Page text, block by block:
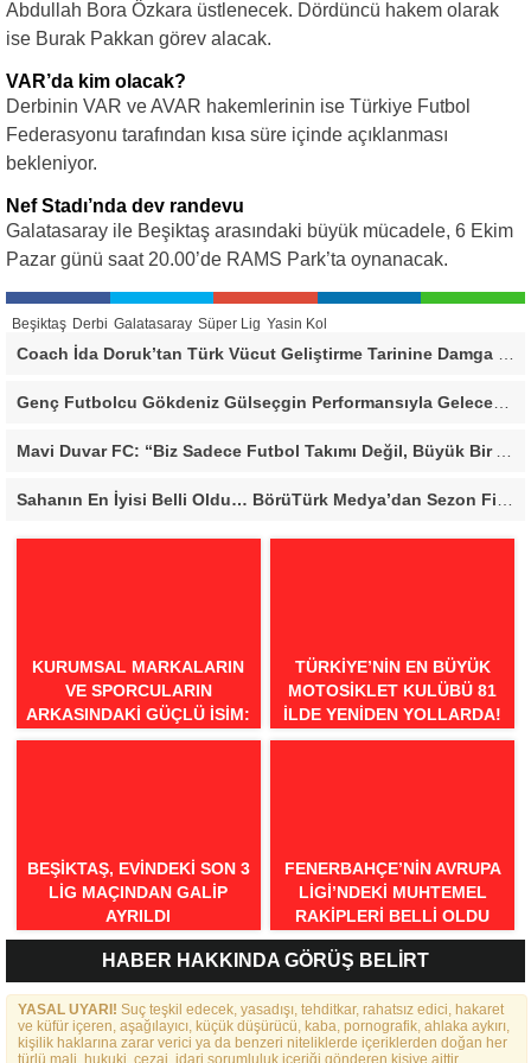
Abdullah Bora Özkara üstlenecek. Dördüncü hakem olarak
ise Burak Pakkan görev alacak.
VAR’da kim olacak?
Derbinin VAR ve AVAR hakemlerinin ise Türkiye Futbol
Federasyonu tarafından kısa süre içinde açıklanması
bekleniyor.
Nef Stadı’nda dev randevu
Galatasaray ile Beşiktaş arasındaki büyük mücadele, 6 Ekim
Pazar günü saat 20.00’de RAMS Park’ta oynanacak.
Beşiktaş Derbi Galatasaray Süper Lig Yasin Kol
Genç Futbolcu Gökdeniz Gülseçgin Performansıyla Geleceğe Göz Kırptı!
KURUMSAL MARKALARIN
VE SPORCULARIN
ARKASINDAKI GÜÇLÜ İSIM:
COACH İDA DORUK
TÜRKIYE’NIN EN BÜYÜK
MOTOSIKLET KULÜBÜ 81
İLDE YENIDEN YOLLARDA!
BEŞIKTAŞ, EVINDEKI SON 3
LIG MAÇINDAN GALIP
AYRILDI
FENERBAHÇE’NIN AVRUPA
LIGI’NDEKI MUHTEMEL
RAKIPLERI BELLI OLDU
HABER HAKKINDA GÖRÜŞ BELİRT
YASAL UYARI! Suç teşkil edecek, yasadışı, tehditkar, rahatsız edici, hakaret
ve küfür içeren, aşağılayıcı, küçük düşürücü, kaba, pornografik, ahlaka aykırı,
kişilik haklarına zarar verici ya da benzeri niteliklerde içeriklerden doğan her
türlü mali, hukuki, cezai, idari sorumluluk içeriği gönderen kişiye aittir.